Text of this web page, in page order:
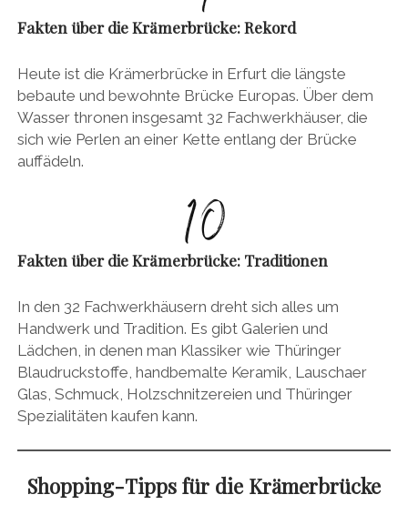
Fakten über die Krämerbrücke: Rekord
Heute ist die Krämerbrücke in Erfurt die längste
bebaute und bewohnte Brücke Europas. Über dem
Wasser thronen insgesamt 32 Fachwerkhäuser, die
sich wie Perlen an einer Kette entlang der Brücke
auffädeln.
Fakten über die Krämerbrücke: Traditionen
In den 32 Fachwerkhäusern dreht sich alles um
Handwerk und Tradition. Es gibt Galerien und
Lädchen, in denen man Klassiker wie Thüringer
Blaudruckstoffe, handbemalte Keramik, Lauschaer
Glas, Schmuck, Holzschnitzereien und Thüringer
Spezialitäten kaufen kann.
Shopping-Tipps für die Krämerbrücke